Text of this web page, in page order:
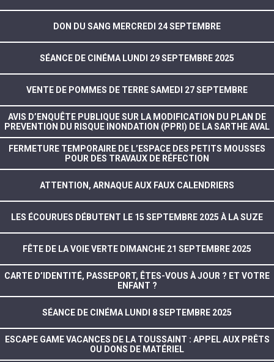
DON DU SANG MERCREDI 24 SEPTEMBRE
SÉANCE DE CINÉMA LUNDI 29 SEPTEMBRE 2025
VENTE DE POMMES DE TERRE SAMEDI 27 SEPTEMBRE
AVIS D’ENQUÊTE PUBLIQUE SUR LA MODIFICATION DU PLAN DE
PREVENTION DU RISQUE INONDATION (PPRI) DE LA SARTHE AVAL
FERMETURE TEMPORAIRE DE L’ESPACE DES PETITS MOUSSES
POUR DES TRAVAUX DE RÉFECTION
ATTENTION, ARNAQUE AUX FAUX CALENDRIERS
LES ÉCOURUES DÉBUTENT LE 15 SEPTEMBRE 2025 À LA SUZE
FÊTE DE LA VOIE VERTE DIMANCHE 21 SEPTEMBRE 2025
CARTE D’IDENTITÉ, PASSEPORT, ÊTES-VOUS À JOUR ? ET VOTRE
ENFANT ?
SÉANCE DE CINÉMA LUNDI 8 SEPTEMBRE 2025
ESCAPE GAME VACANCES DE LA TOUSSAINT : APPEL AUX PRÊTS
OU DONS DE MATÉRIEL